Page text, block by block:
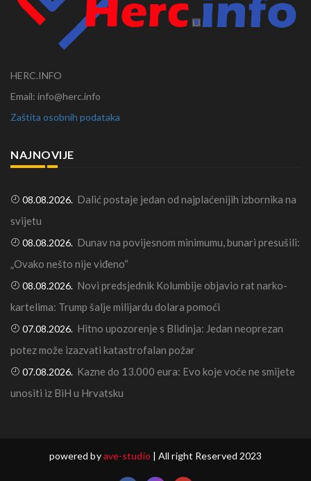
HERC.INFO
Email: info@herc.info
Zaštita osobnih podataka
NAJNOVIJE
08.08.2026. Dalić postaje jedan od najplaćenijih izbornika na
svijetu
08.08.2026. Dunav na povijesnom minimumu, bunari presušili:
„Ovako nešto nije viđeno“
08.08.2026. Novi predsjednik Kolumbije objavio rat narko-
kartelima: Trump šalje milijardu dolara pomoći
07.08.2026. Hitno upozorenje s Blidinja: Jedan neoprezan
potez može izazvati katastrofalan požar
07.08.2026. Kazne do 13.000 eura: Evo koje voće ne smijete
unositi iz BiH u Hrvatsku
powered byave-studio | All right Reserved 2023